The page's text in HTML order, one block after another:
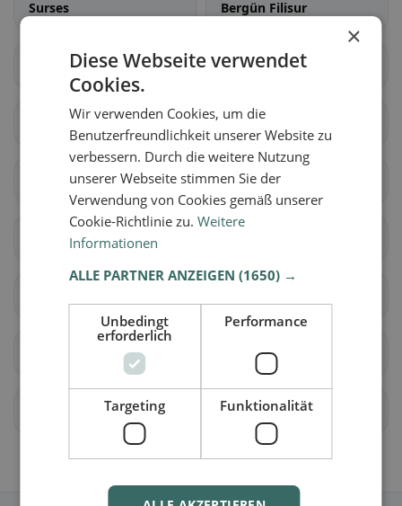
Surses Bergün Filisur
Poschiavo
Laax
Sagens Schluein
Lumnezia
Sils im Domleschg
Flerden
×
Diese Webseite verwendet
Cookies.
Wir verwenden Cookies, um die
Benutzerfreundlichkeit unserer Website zu
verbessern. Durch die weitere Nutzung
unserer Webseite stimmen Sie der
Verwendung von Cookies gemäß unserer
Cookie-Richtlinie zu.Weitere
Informationen
ALLE PARTNER ANZEIGEN(1650) →
Unbedingt
erforderlich
Performance
Targeting Funktionalität